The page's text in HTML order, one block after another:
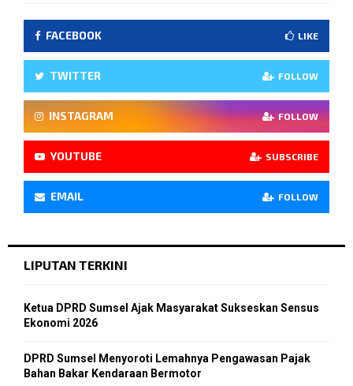
FACEBOOK LIKE
TWITTER FOLLOW
INSTAGRAM FOLLOW
YOUTUBE SUBSCRIBE
EMAIL FOLLOW
LIPUTAN TERKINI
Ketua DPRD Sumsel Ajak Masyarakat Sukseskan Sensus
Ekonomi 2026
DPRD Sumsel Menyoroti Lemahnya Pengawasan Pajak
Bahan Bakar Kendaraan Bermotor